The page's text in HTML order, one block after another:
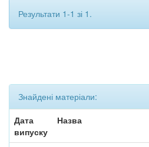
Результати 1-1 зі 1.
Знайдені матеріали:
Дата
випуску
Назва